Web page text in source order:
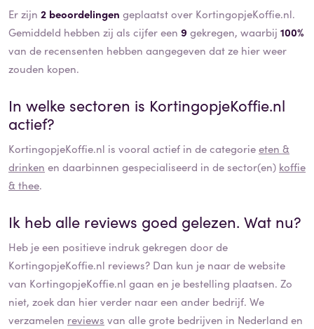
Er zijn 2 beoordelingen geplaatst over KortingopjeKoffie.nl.
Gemiddeld hebben zij als cijfer een 9gekregen, waarbij 100%
van de recensenten hebben aangegeven dat ze hier weer
zouden kopen.
In welke sectoren is KortingopjeKoffie.nl
actief?
KortingopjeKoffie.nl is vooral actief in de categorieeten &
drinken en daarbinnen gespecialiseerd in de sector(en) koffie
& thee.
Ik heb alle reviews goed gelezen. Wat nu?
Heb je een positieve indruk gekregen door de
KortingopjeKoffie.nl reviews? Dan kun je naar de website
van KortingopjeKoffie.nl gaan en je bestelling plaatsen. Zo
niet, zoek dan hier verder naar een ander bedrijf. We
verzamelen reviews van alle grote bedrijven in Nederland en